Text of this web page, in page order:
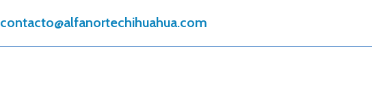
contacto@alfanortechihuahua.com